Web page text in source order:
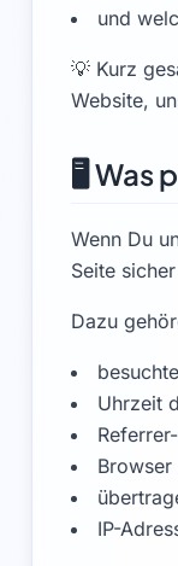
und
💡 Kurz
Website,
🖥️ Was
Wenn Du
Seite
Dazu
Uhrzeit
Browser
IP-